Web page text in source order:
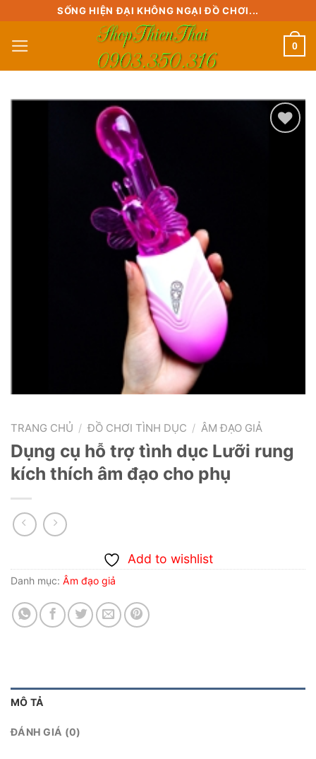
content
SỐNG HIỆN ĐẠI KHÔNG NGẠI ĐỒ CHƠI...
0
TRANG CHỦ / ĐỒ CHƠI TÌNH DỤC / ÂM ĐẠO GIẢ
Dụng cụ hỗ trợ tình dục Lưỡi rung
kích thích âm đạo cho phụ
Add to wishlist
Danh mục: Âm đạo giả
MÔ TẢ
ĐÁNH GIÁ (0)